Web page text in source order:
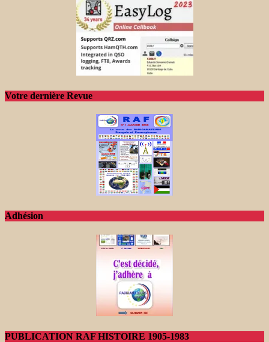
Votre dernière Revue
Adhésion
PUBLICATION RAF HISTOIRE 1905-1983